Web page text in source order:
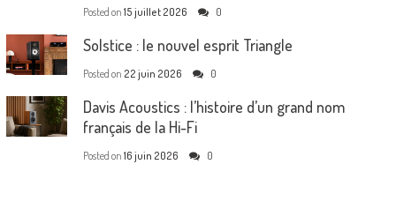
Posted on 15 juillet 2026 0
Solstice : le nouvel esprit Triangle
Posted on 22 juin 2026 0
Davis Acoustics : l’histoire d’un grand nom
français de la Hi-Fi
Posted on 16 juin 2026 0